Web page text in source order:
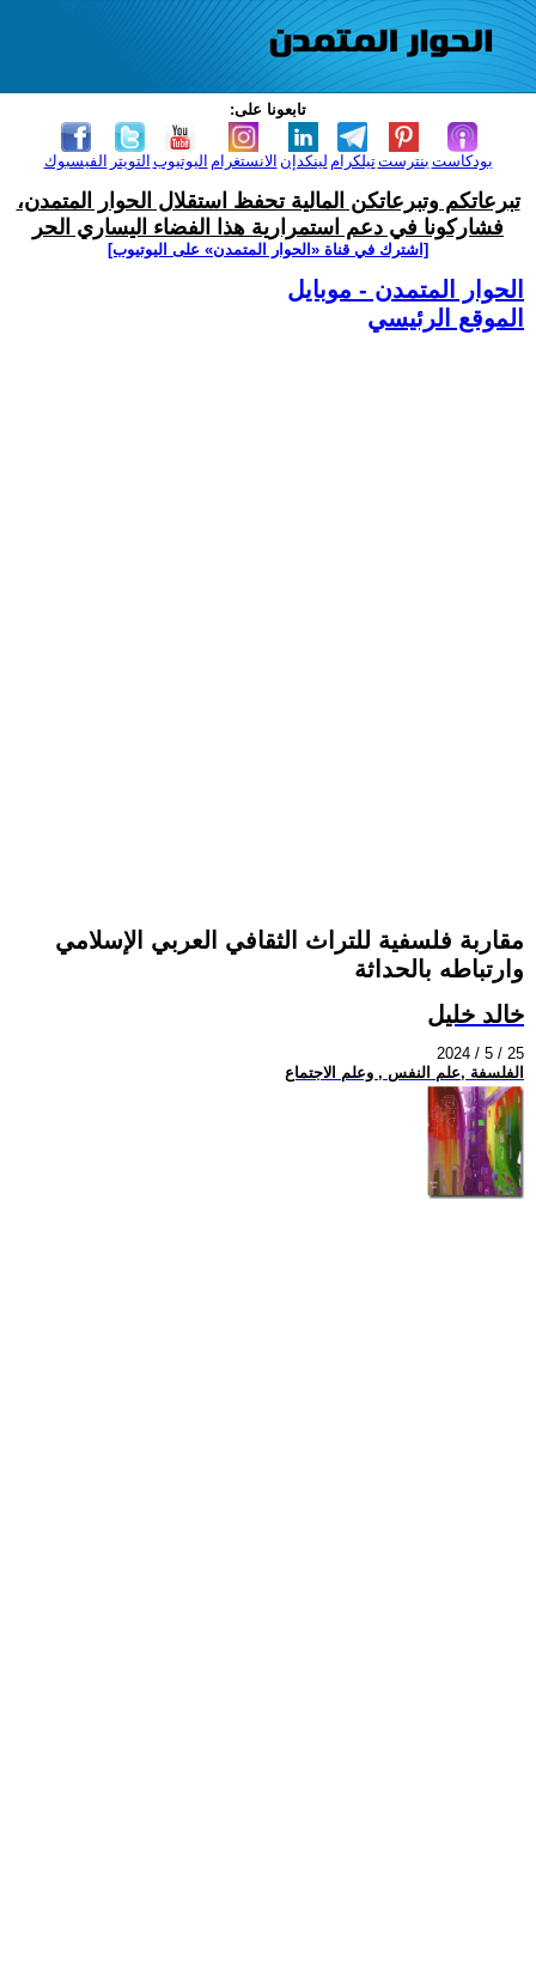
تابعونا على:
الفيسبوك التويتر اليوتيوب الانستغرام لينكدإن تيلكرامبنترست بودكاست
تبرعاتكم وتبرعاتكن المالية تحفظ استقلال الحوار المتمدن،
فشاركونا في دعم استمرارية هذا الفضاء اليساري الحر
[اشترك في قناة ‫«الحوار المتمدن» على اليوتيوب]
الحوار المتمدن - موبايل
الموقع الرئيسي
مقاربة فلسفية للتراث الثقافي العربي الإسلامي
وارتباطه بالحداثة
خالد خليل
2024 / 5 / 25
الفلسفة ,علم النفس , وعلم الاجتماع